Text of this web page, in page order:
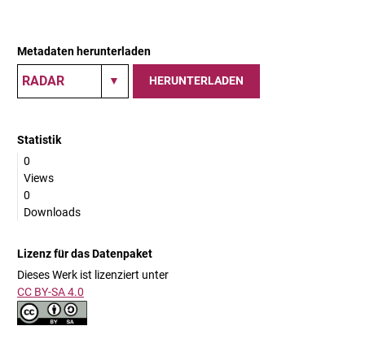
Metadaten herunterladen
HERUNTERLADEN
Statistik
0
Views
0
Downloads
Lizenz für das Datenpaket
Dieses Werk ist lizenziert unter
CC BY-SA 4.0